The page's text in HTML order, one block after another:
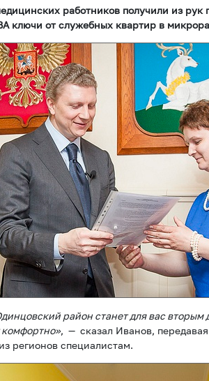
работников получили из рук
ключи от служебных квартир в
район станет для вас вторым
комфортно», — сказал Иванов,
регионов специалистам.